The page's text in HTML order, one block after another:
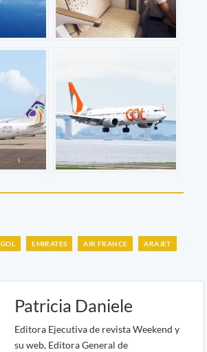
GOL EMIRATES AIR FRANCE ARAJET
Patricia Daniele
Editora Ejecutiva de revista Weekend y
su web, Editora General de